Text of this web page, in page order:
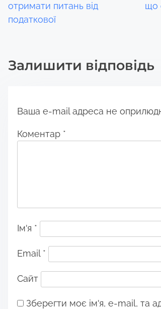
t
n
отримати питань від
податкової
що
Залишити відповідь
Ваша e-mail адреса не
Коментар *
Ім'я *
Email *
Сайт
Зберегти моє ім'я, e-mail, та